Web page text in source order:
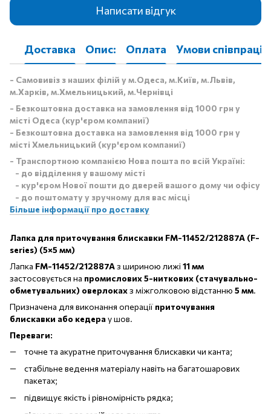
Написати відгук
Доставка Опис: Оплата Умови співпраці
- Самовивіз з наших філій у м.Одеса, м.Київ, м.Львів,
м.Харків, м.Хмельницький, м.Чернівці
- Безкоштовна доставка на замовлення від 1000 грн у
місті Одеса (кур'єром компаниї)
- Безкоштовна доставка на замовлення від 1000 грн у
місті Хмельницький (кур'єром компаниї)
- Транспортною компанією Нова пошта по всій Україні:
- до відділення у вашому місті
- кур'єром Нової пошти до дверей вашого дому чи офісу
- до поштомату у зручному для вас місці
Більше інформації про доставку
Лапка для приточування блискавки FM-11452/212887A (F-
series) (5×5 мм)
Лапка FM-11452/212887Aз шириною лижі 11 мм
застосовується на промислових 5-ниткових (стачувально-
обметувальних) оверлокахз міжголковою відстанню 5 мм.
Призначена для виконання операції приточування
блискавки або кедерау шов.
Переваги:
точне та акуратне приточування блискавки чи канта;
стабільне ведення матеріалу навіть на багатошарових
пакетах;
підвищує якість і рівномірність рядка;